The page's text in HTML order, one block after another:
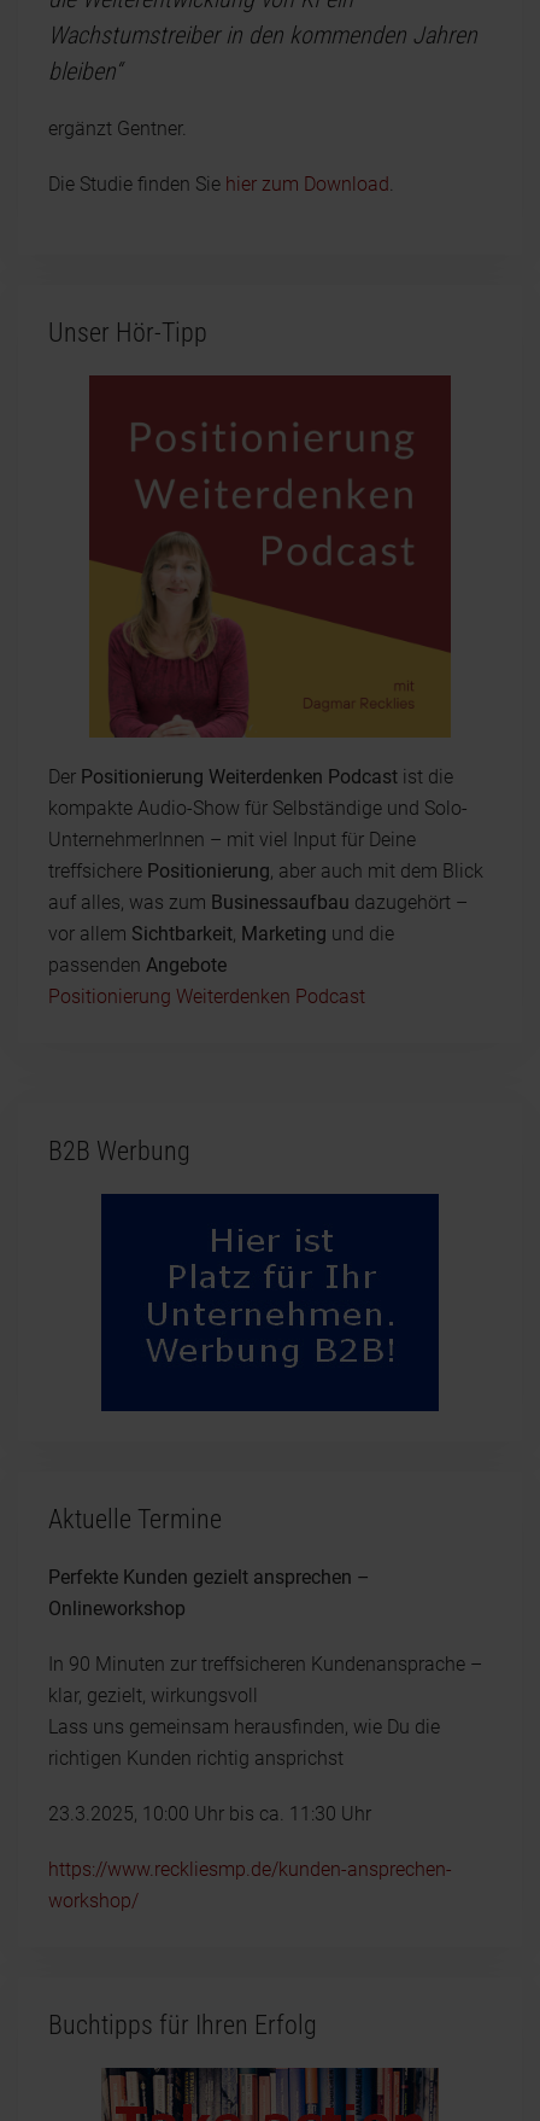
Wachstumstreiber in den kommenden Jahren
bleiben“
ergänzt Gentner.
Die Studie finden Sie hier zum Download
Unser Hör-Tipp
Der Positionierung Weiterdenken Podcast ist die
kompakte Audio-Show für Selbständige und Solo-
UnternehmerInnen – mit viel Input für Deine
treffsichere Positionierung , aber auch mit dem Blick
auf alles, was zum Businessaufbau dazugehört –
vor allem Sichtbarkeit Marketing und die
passenden Angebote
Positionierung Weiterdenken Podcast
B2B Werbung
Aktuelle Termine
Perfekte Kunden gezielt ansprechen –
Onlineworkshop
In 90 Minuten zur treffsicheren Kundenansprache –
klar, gezielt, wirkungsvoll
Lass uns gemeinsam herausfinden, wie Du die
richtigen Kunden richtig ansprichst
23.3.2025, 10:00 Uhr bis ca. 11:30 Uhr
https://www.reckliesmp.de/kunden-ansprechen-
workshop/
Buchtipps für Ihren Erfolg